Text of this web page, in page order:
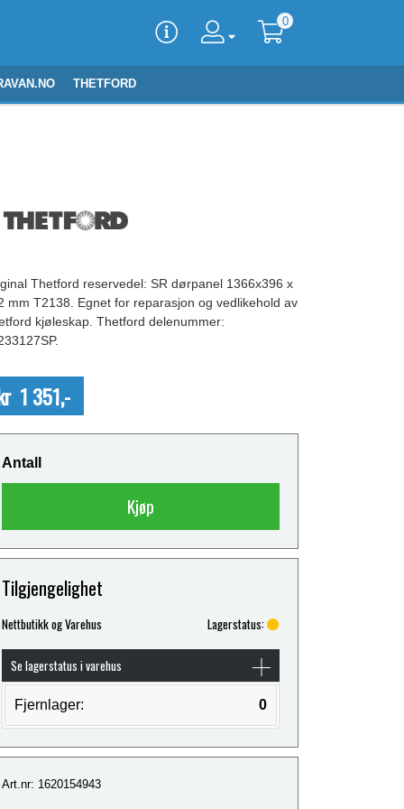
0
THETFORD
Thetford reservedel: SR dørpanel 1366x396 x
mm T2138. Egnet for reparasjon og vedlikehold av
kjøleskap. Thetford delenummer:
1 351,-
Antall
Kjøp
Tilgjengelighet
Nettbutikk og Varehus Lagerstatus:
Se lagerstatus i varehus
Fjernlager: 0
Art.nr: 1620154943